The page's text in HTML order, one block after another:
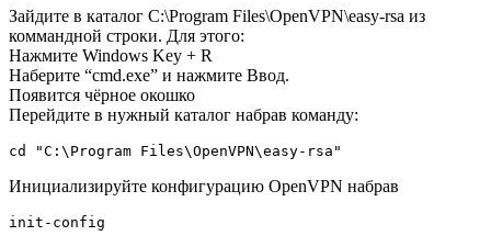
Зайдите в каталог C:\Program Files\OpenVPN\easy-rsa из
коммандной строки. Для этого:
Нажмите Windows Key + R
Наберите “cmd.exe” и нажмите Ввод.
Появится чёрное окошко
Перейдите в нужный каталог набрав команду:
Инициализируйте конфигурацию OpenVPN набрав